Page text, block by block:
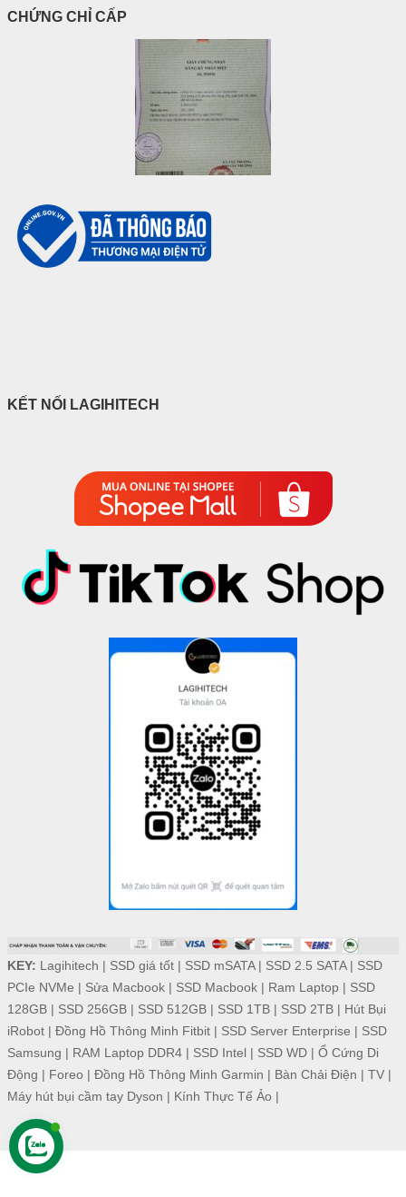
CHỨNG CHỈ CẤP
KẾT NỐI LAGIHITECH
KEY: Lagihitech | SSD giá tốt| SSD mSATA| SSD 2.5 SATA| SSD
PCIe NVMe | Sửa Macbook| SSD Macbook| Ram Laptop| SSD
128GB| SSD 256GB| SSD 512GB| SSD 1TB| SSD 2TB| Hút Bụi
iRobot| Đồng Hồ Thông Minh Fitbit| SSD Server Enterprise | SSD
Samsung | RAM Laptop DDR4| SSD Intel| SSD WD| Ổ Cứng Di
Động | Foreo | Đồng Hồ Thông Minh Garmin | Bàn Chải Điện | TV|
Máy hút bụi cầm tay Dyson | Kính Thực Tế Ảo |